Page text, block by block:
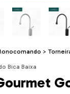
>
Bica Baixa